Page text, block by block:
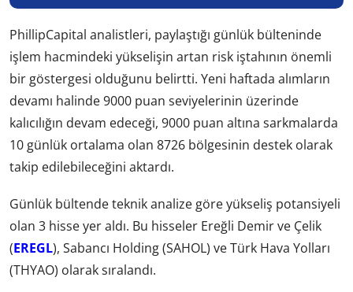
PhillipCapital analistleri, paylaştığı günlük bülteninde
işlem hacmindeki yükselişin artan risk iştahının önemli
bir göstergesi olduğunu belirtti. Yeni haftada alımların
devamı halinde 9000 puan seviyelerinin üzerinde
kalıcılığın devam edeceği, 9000 puan altına sarkmalarda
10 günlük ortalama olan 8726 bölgesinin destek olarak
takip edilebileceğini aktardı.
Günlük bültende teknik analize göre yükseliş potansiyeli
olan 3 hisse yer aldı. Bu hisseler Ereğli Demir ve Çelik
(EREGL), Sabancı Holding (SAHOL) ve Türk Hava Yolları
(THYAO) olarak sıralandı.